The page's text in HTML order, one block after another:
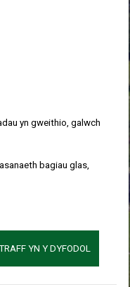
yn gweithio, galwch
bagiau glas,
YN Y DYFODOL